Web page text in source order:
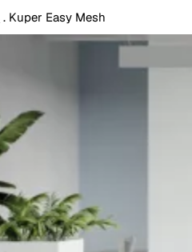
. Kuper Easy Mesh